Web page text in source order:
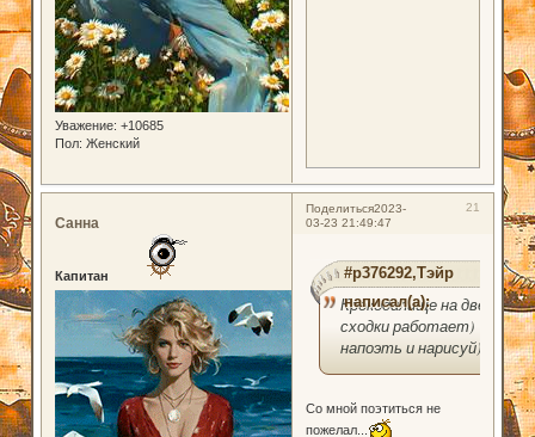
Уважение: +10685
Пол: Женский
Поделиться 21
2023-
03-23 21:49:47
Санна
Капитан
#p376292,Тэйр
написал(а):
Крокодилище на две
сходки работает)
напоэть и нарисуй)
Со мной поэтиться не
пожелал...